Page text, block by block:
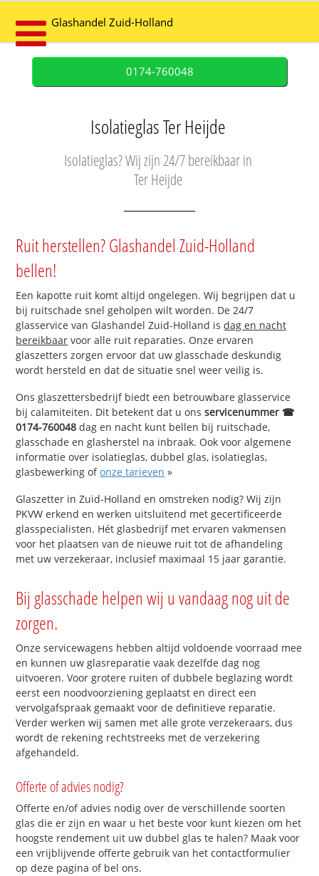
Glashandel Zuid-Holland
0174-760048
Isolatieglas Ter Heijde
Isolatieglas? Wij zijn 24/7 bereikbaar in
Ter Heijde
Ruit herstellen? Glashandel Zuid-Holland
bellen!
Een kapotte ruit komt altijd ongelegen. Wij begrijpen dat u
bij ruitschade snel geholpen wilt worden. De 24/7
glasservice van Glashandel Zuid-Holland isdag en nacht
bereikbaar voor alle ruit reparaties. Onze ervaren
glaszetters zorgen ervoor dat uw glasschade deskundig
wordt hersteld en dat de situatie snel weer veilig is.
Ons glaszettersbedrijf biedt een betrouwbare glasservice
bij calamiteiten. Dit betekent dat u onsservicenummer ☎
0174-760048 dag en nacht kunt bellen bij ruitschade,
glasschade en glasherstel na inbraak. Ook voor algemene
informatie over isolatieglas, dubbel glas, isolatieglas,
glasbewerking ofonze tarieven »
Glaszetter in Zuid-Holland en omstreken nodig? Wij zijn
PKVW erkend en werken uitsluitend met gecertificeerde
glasspecialisten. Hét glasbedrijf met ervaren vakmensen
voor het plaatsen van de nieuwe ruit tot de afhandeling
met uw verzekeraar, inclusief maximaal 15 jaar garantie.
Bij glasschade helpen wij u vandaag nog uit de
zorgen.
Onze servicewagens hebben altijd voldoende voorraad mee
en kunnen uw glasreparatie vaak dezelfde dag nog
uitvoeren. Voor grotere ruiten of dubbele beglazing wordt
eerst een noodvoorziening geplaatst en direct een
vervolgafspraak gemaakt voor de definitieve reparatie.
Verder werken wij samen met alle grote verzekeraars, dus
wordt de rekening rechtstreeks met de verzekering
afgehandeld.
Offerte of advies nodig?
Offerte en/of advies nodig over de verschillende soorten
glas die er zijn en waar u het beste voor kunt kiezen om het
hoogste rendement uit uw dubbel glas te halen? Maak voor
een vrijblijvende offerte gebruik van het contactformulier
op deze pagina of bel ons.